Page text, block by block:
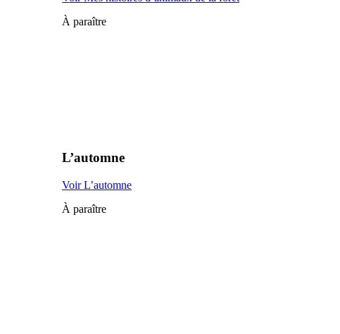
À paraître
L’automne
Voir L’automne
À paraître